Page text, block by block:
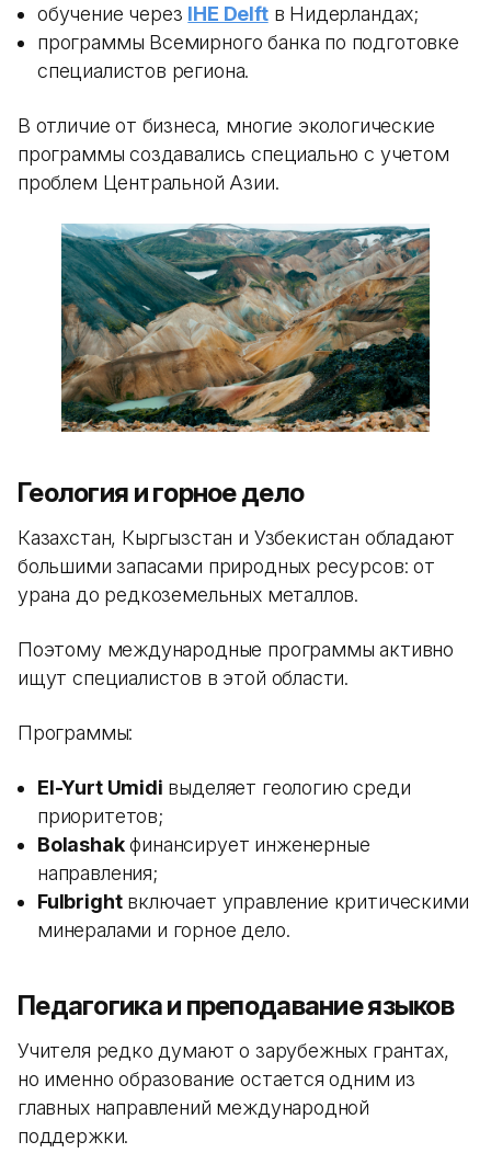
обучение через IHE Delftв Нидерландах;
программы Всемирного банка по подготовке
специалистов региона.
В отличие от бизнеса, многие экологические
программы создавались специально с учетом
проблем Центральной Азии.
Геология и горное дело
Казахстан, Кыргызстан и Узбекистан обладают
большими запасами природных ресурсов: от
урана до редкоземельных металлов.
Поэтому международные программы активно
ищут специалистов в этой области.
Программы:
El-Yurt Umidi выделяет геологию среди
приоритетов;
Bolashakфинансирует инженерные
направления;
Fulbrightвключает управление критическими
минералами и горное дело.
Педагогика и преподавание языков
Учителя редко думают о зарубежных грантах,
но именно образование остается одним из
главных направлений международной
поддержки.